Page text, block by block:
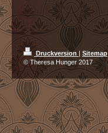
Druckversion | Sitemap
© Theresa Hunger 2017